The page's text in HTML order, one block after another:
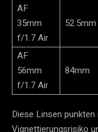
AF
35mm
f/1.7 Air
52.5mm
AF
56mm
f/1.7 Air
84mm
Diese Linsen
Vignettierungsrisiko